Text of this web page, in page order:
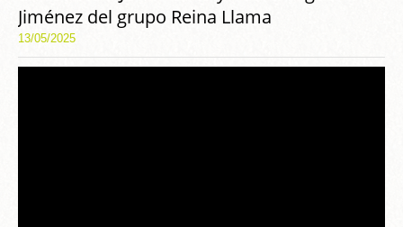
Jiménez del grupo Reina Llama
13/05/2025